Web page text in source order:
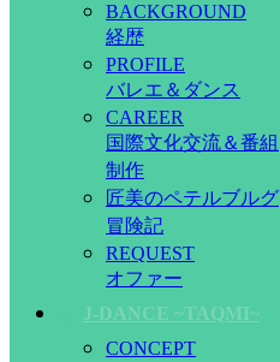
BACKGROUND
経歴
PROFILE
バレエ＆ダンス
CAREER
国際文化交流＆番組
制作
匠美のペテルブルグ
冒険記
REQUEST
オファー
J-DANCE ~TAQMI~
CONCEPT